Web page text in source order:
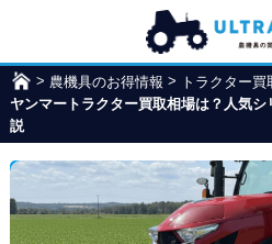
ウ
ル
ラ
フ
ー
ム
> 農機具のお得情報 > トラクター
ヤンマートラクター買取相場は？人気
説